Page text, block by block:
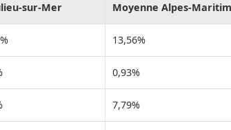
sur-Mer Moyenne Alpes-
13,56%
0,93%
7,79%